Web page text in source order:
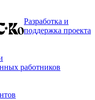
Разработка и
поддержка проекта
работников